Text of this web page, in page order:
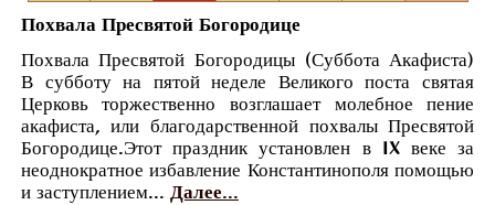
Похвала Пресвятой Богородице
Похвала Пресвятой Богородицы (Суббота Акафиста)
В субботу на пятой неделе Великого поста святая
Церковь торжественно возглашает молебное пение
акафиста, или благодарственной похвалы Пресвятой
Богородице.Этот праздник установлен в IX веке за
неоднократное избавление Константинополя помощью
и заступлением... Далее...